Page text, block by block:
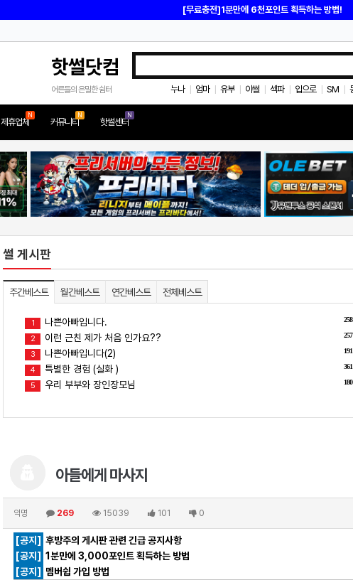
[무료충전]1분만에 6천포인트 획득하는 방법!
핫썰닷컴
어른들의 은밀한 쉼터 누나 엄마 유부 야썰 섹파 입으로 SM
제휴업체
N
커뮤니티
N
핫썰센터
N
썰 게시판
주간베스트 월간베스트 연간베스트 전체베스트
258
1 나쁜아빠입니다.
257
2 이런 근친 제가 처음 인가요??
191
3 나쁜아빠입니다(2)
361
4 특별한 경험 (실화 )
180
5 우리 부부와 장인장모님
아들에게 마사지
익명 269 15039 101 0
[공지] 후방주의 게시판 관련 긴급 공지사항
[공지] 1분만에 3,000포인트 획득하는 방법
[공지]
멤버쉽 가입 방법